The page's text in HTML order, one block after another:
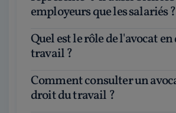
employeurs que les salariés ?
Quel est le rôle de l'avocat en droit du
travail ?
Comment consulter un avocat en
droit du travail ?